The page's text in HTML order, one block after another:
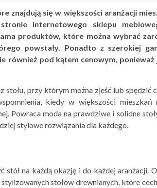
znajdują się w większości aranżacji
internetowego sklepu
produktów, które można wybrać
powstały. Ponadto z szerokiej
również pod kątem cenowym,
przy którym można zjeść lub spędzić
kiedy w większości mieszkań
Powraca moda na prawdziwe i solidne
stylowe rozwiązania dla każdego.
na każdą okazję i do każdej aranżacji.
stołów drewnianych, które